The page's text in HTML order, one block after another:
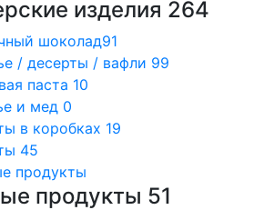
изделия 264
шоколад91
/ десерты / вафли 99
паста 10
и мед 0
в коробках 19
45
продукты
продукты 51